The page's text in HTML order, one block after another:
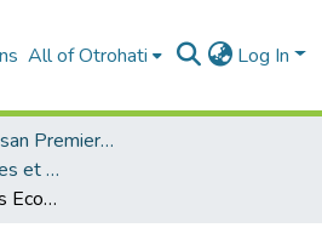
All of Otrohati Log In
Université Hassan Premier- Settat
Sciences et Techniques et Sciences Médicales
Etude Numérique des Ecoulement de correction naturelle dans une carité en T: Effet du domaine fictif à l'entrés. Utilisation L.B